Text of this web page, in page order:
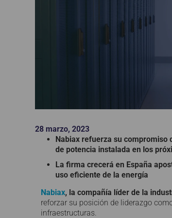
28 marzo, 2023
Nabiax refuerza su compromiso
de potencia instalada en los
La firma crecerá en España
uso eficiente de la energía
Nabiax, la compañía líder de la
reforzar su posición de liderazgo
infraestructuras.